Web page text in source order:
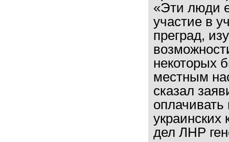
«Эти люди
участие в
преград,
некоторых
местным
сказал
украинских
дел ЛНР